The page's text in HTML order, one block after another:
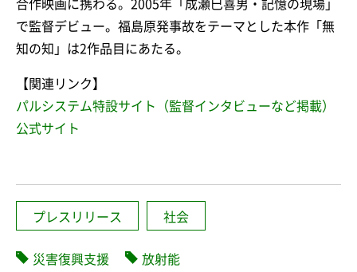
合作映画に携わる。2005年「成瀬巳喜男・記憶の現場」
で監督デビュー。福島原発事故をテーマとした本作「無
知の知」は2作品目にあたる。
【関連リンク】
パルシステム特設サイト（監督インタビューなど掲載）
公式サイト
プレスリリース 社会
災害復興支援 放射能